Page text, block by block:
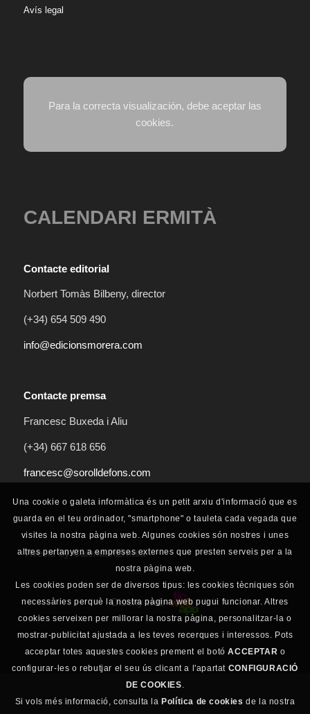
Avís legal
Para la correcta visualización, debe aceptar las
cookies.
CALENDARI ERMITÀ
Contacte editorial
Norbert Tomàs Bilbeny, director
(+34) 654 509 490
info@edicionsmorera.com
Contacte premsa
Francesc Buxeda i Aliu
(+34) 667 618 656
francesc@sorolldefons.com
Tweets by CalendariErmita
Diseny web
Una cookie o galeta informàtica és un petit arxiu d'informació que es
guarda en el teu ordinador, "smartphone" o tauleta cada vegada que
visites la nostra pàgina web. Algunes cookies són nostres i unes
altres pertanyen a empreses externes que presten serveis per a la
nostra pàgina web.
Les cookies poden ser de diversos tipus: les cookies tècniques són
necessàries perquè la nostra pàgina web pugui funcionar. Altres
cookies serveixen per millorar la nostra pàgina, personalitzar-la o
mostrar-publicitat ajustada a les teves recerques i interessos. Pots
acceptar totes aquestes cookies prement el botóACCEPTAR o
configurar-les o rebutjar el seu ús clicant a l'apartat CONFIGURACIÓ
DE COOKIES.
Si vols més informació, consulta la Política de cookies de la nostra